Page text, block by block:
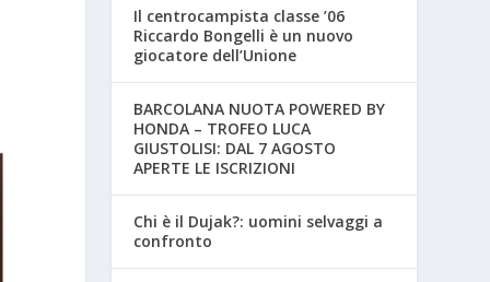
Il centrocampista classe ’06
Riccardo Bongelli è un nuovo
giocatore dell’Unione
BARCOLANA NUOTA POWERED BY
HONDA – TROFEO LUCA
GIUSTOLISI: DAL 7 AGOSTO
APERTE LE ISCRIZIONI
Chi è il Dujak?: uomini selvaggi a
confronto